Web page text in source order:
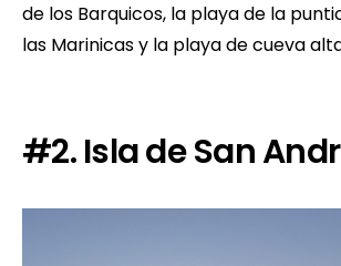
de los Barquicos, la playa de la
las Marinicas y la playa de cueva
#2. Isla de San